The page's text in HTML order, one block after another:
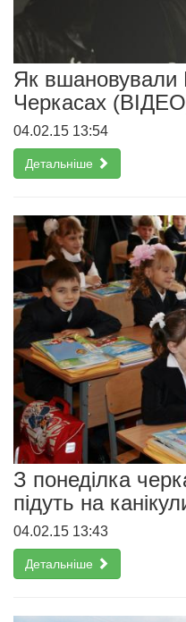
Як вшановували
Черкасах
04.02.15 13:54
Детальніше
З понеділка
підуть на
04.02.15 13:43
Детальніше